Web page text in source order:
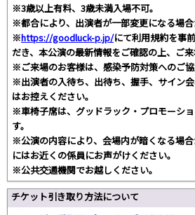
※3歳以上有料、3歳未満入場不可。
※都合により、出演者が一部変更になる場合
※https://goodluck-p.jp/にて利用規約を事
だき、本公演の最新情報をご確認の上、ご来
※ご来場のお客様は、感染予防対策へのご協
※出演者の入待ち、出待ち、握手、サイン
はお控えください。
※車椅子席は、グッドラック・プロモーシ
す。
※公演の内容により、会場内が暗くなる場
にはお近くの係員にお声がけください。
※公共交通機関でお越しください。
チケット引き取り方法について